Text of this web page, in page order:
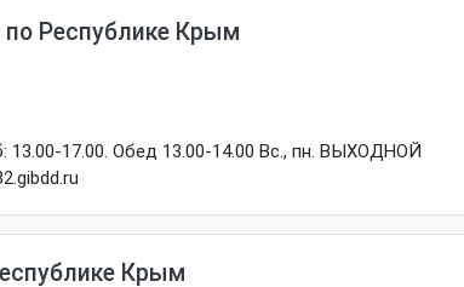
Республике Крым
13.00-17.00. Обед 13.00-14.00 Вс., пн. ВЫХОДНОЙ
Крым